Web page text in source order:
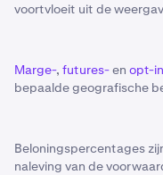
voortvloeit uit de
Marge-, futures-en opt-
bepaalde geografische
Beloningspercentages
naleving van de